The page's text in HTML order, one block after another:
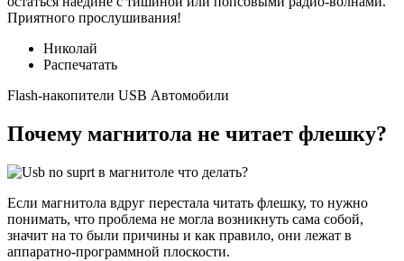
Приятного прослушивания!
Николай
Распечатать
Flash-накопители USB Автомобили
Почему магнитола не читает флешку?
Если магнитола вдруг перестала читать флешку, то нужно
понимать, что проблема не могла возникнуть сама собой,
значит на то были причины и как правило, они лежат в
аппаратно-программной плоскости.